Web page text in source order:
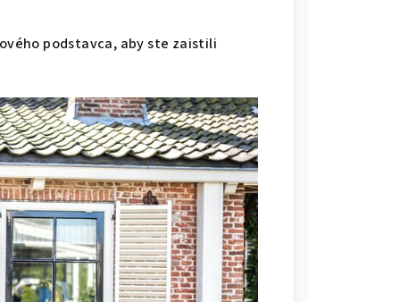
podstavca, aby ste zaistili